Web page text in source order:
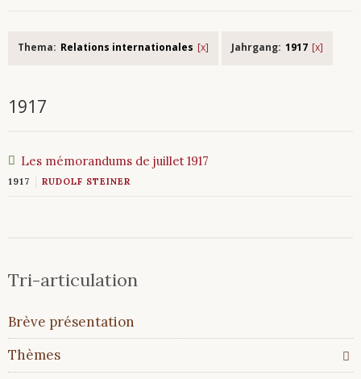
Thema: Relations internationales Jahrgang: 1917
1917
Les mémorandums de juillet 1917
1917 RUDOLF STEINER
Tri-articulation
Aller
au
contenu
Brève présentation
Thèmes